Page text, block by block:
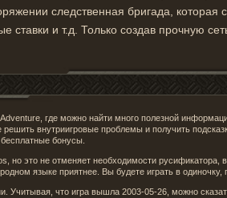
следственная бригада, которая
ставки и т.д. Только создав прочную
где можно найти много полезной
внутриигровые проблемы и получить
бонусы.
но это не отменяет необходимости русификатора,
языке приятнее. Вы будете играть в
что игра вышла 2003-05-26, можно